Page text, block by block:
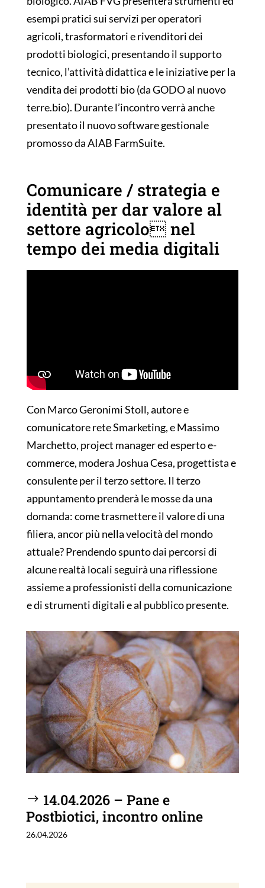
esempi pratici sui servizi per operatori
agricoli, trasformatori e rivenditori dei
prodotti biologici, presentando il supporto
tecnico, l’attività didattica e le iniziative per la
vendita dei prodotti bio (da GODO al nuovo
terre.bio). Durante l’incontro verrà anche
presentato il nuovo software gestionale
promosso da AIAB FarmSuite.
Comunicare / strategia e
identità per dar valore al
settore agricolo nel
tempo dei media digitali
Con Marco Geronimi Stoll, autore e
comunicatore rete Smarketing, e Massimo
Marchetto, project manager ed esperto e-
commerce, modera Joshua Cesa, progettista e
consulente per il terzo settore. Il terzo
appuntamento prenderà le mosse da una
domanda: come trasmettere il valore di una
filiera, ancor più nella velocità del mondo
attuale? Prendendo spunto dai percorsi di
alcune realtà locali seguirà una riflessione
assieme a professionisti della comunicazione
e di strumenti digitali e al pubblico presente.
14.04.2026 – Pane e
Postbiotici, incontro online
26.04.2026